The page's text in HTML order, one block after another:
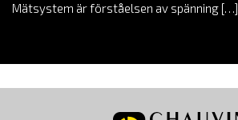
Mätsystem är förståelsen av spänning […]